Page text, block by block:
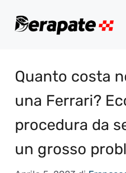
Quanto costa
una Ferrari?
procedura da
un grosso